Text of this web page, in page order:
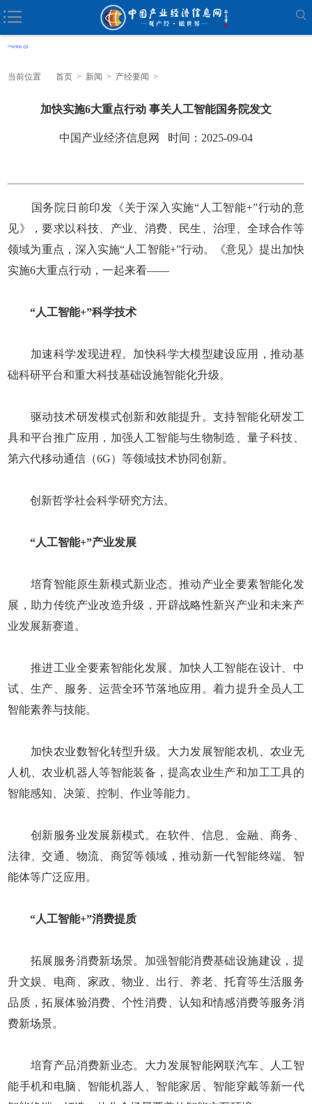
当前位置 首页 > 新闻 > 产经要闻 >
加快实施6大重点行动 事关人工智能国务院发文
中国产业经济信息网 时间：2025-09-04
国务院日前印发《关于深入实施“人工智能+”行动的意
见》，要求以科技、产业、消费、民生、治理、全球合作等
领域为重点，深入实施“人工智能+”行动。《意见》提出加快
实施6大重点行动，一起来看——
“人工智能+”科学技术
加速科学发现进程。加快科学大模型建设应用，推动基
础科研平台和重大科技基础设施智能化升级。
驱动技术研发模式创新和效能提升。支持智能化研发工
具和平台推广应用，加强人工智能与生物制造、量子科技、
第六代移动通信（6G）等领域技术协同创新。
创新哲学社会科学研究方法。
“人工智能+”产业发展
培育智能原生新模式新业态。推动产业全要素智能化发
展，助力传统产业改造升级，开辟战略性新兴产业和未来产
业发展新赛道。
推进工业全要素智能化发展。加快人工智能在设计、中
试、生产、服务、运营全环节落地应用。着力提升全员人工
智能素养与技能。
加快农业数智化转型升级。大力发展智能农机、农业无
人机、农业机器人等智能装备，提高农业生产和加工工具的
智能感知、决策、控制、作业等能力。
创新服务业发展新模式。在软件、信息、金融、商务、
法律、交通、物流、商贸等领域，推动新一代智能终端、智
能体等广泛应用。
“人工智能+”消费提质
拓展服务消费新场景。加强智能消费基础设施建设，提
升文娱、电商、家政、物业、出行、养老、托育等生活服务
品质，拓展体验消费、个性消费、认知和情感消费等服务消
费新场景。
培育产品消费新业态。大力发展智能网联汽车、人工智
能手机和电脑、智能机器人、智能家居、智能穿戴等新一代